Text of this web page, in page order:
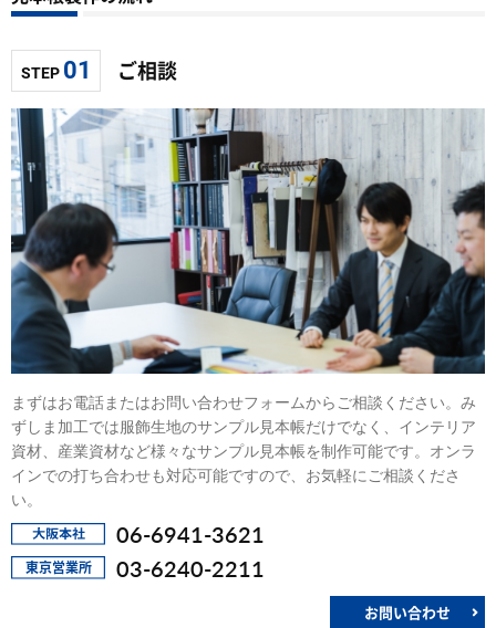
STEP 01 ご相談
まずはお電話またはお問い合わせフォームからご相談ください。み
ずしま加工では服飾生地のサンプル見本帳だけでなく、インテリア
資材、産業資材など様々なサンプル見本帳を制作可能です。オンラ
インでの打ち合わせも対応可能ですので、お気軽にご相談くださ
い。
06-6941-3621
03-6240-2211
お問い合わせ